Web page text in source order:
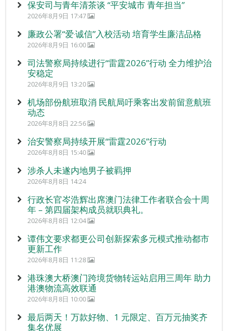
保安司与青年清茶谈 “平安城市 青年担当”
2026年8月9日 17:47
廉政公署“爱‧诚信”入校活动 培育学生廉洁品格
2026年8月9日 16:00
司法警察局持续进行“雷霆2026”行动 全力维护治
安稳定
2026年8月9日 13:20
机场部份航班取消 民航局吁乘客出发前留意航班
动态
2026年8月8日 22:56
治安警察局持续开展“雷霆2026”行动
2026年8月8日 15:40
涉杀人未遂内地男子被羁押
2026年8月8日 14:24
行政长官岑浩辉出席澳门法律工作者联合会十周
年 – 第四届架构成员就职典礼。
2026年8月8日 12:04
谭伟文要求都更公司创新探索多元模式推动都市
更新工作
2026年8月8日 11:28
港珠澳大桥澳门跨境货物转运站启用三周年 助力
港澳物流高效联通
2026年8月8日 10:00
最后两天！万款好物、1 元限定、百万元抽奖齐
集名优展